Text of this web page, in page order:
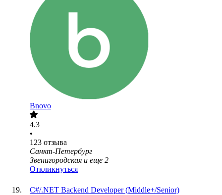
Bnovo
4.3
•
123 отзыва
Санкт-Петербург
Звенигородская и еще 2
Откликнуться
C#/.NET Backend Developer (Middle+/Senior)